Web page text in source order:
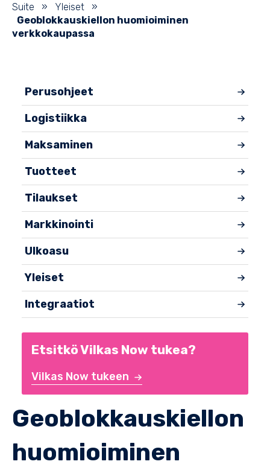
Suite » Yleiset
»
Geoblokkauskiellon huomioiminen
verkkokaupassa
Perusohjeet
Logistiikka
Maksaminen
Tuotteet
Tilaukset
Markkinointi
Ulkoasu
Yleiset
Integraatiot
Etsitkö Vilkas Now tukea?
Vilkas Now tukeen
Geoblokkauskiellon
huomioiminen